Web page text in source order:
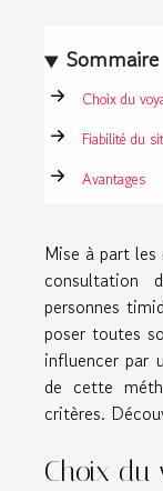
Sommaire
Choix du
Fiabilité du
Avantages
Mise à part les
consultation
personnes
poser toutes
influencer par
de cette
critères.
Choix du